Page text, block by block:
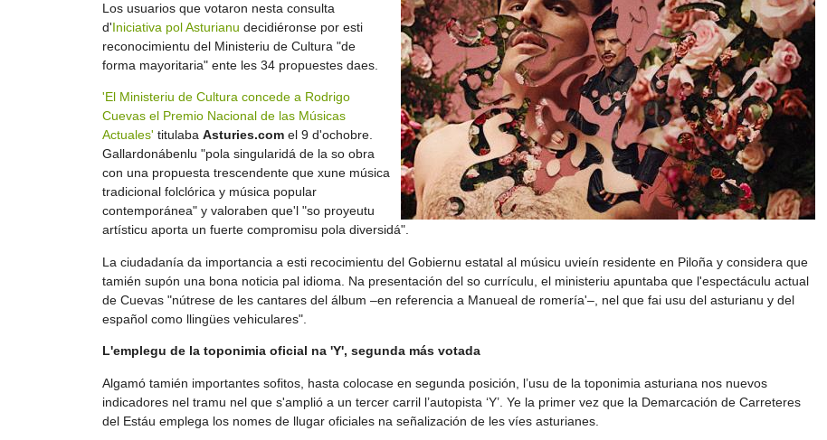
Los usuarios que votaron nesta consulta
d'Iniciativa pol Asturianu decidiéronse por esti
reconocimientu del Ministeriu de Cultura "de
forma mayoritaria" ente les 34 propuestes daes.
'El Ministeriu de Cultura concede a Rodrigo
Cuevas el Premio Nacional de las Músicas
Actuales' titulaba Asturies.com el 9 d'ochobre.
Gallardonábenlu "pola singularidá de la so obra
con una propuesta trescendente que xune música
tradicional folclórica y música popular
contemporánea" y valoraben que'l "so proyeutu
artísticu aporta un fuerte compromisu pola diversidá".
La ciudadanía da importancia a esti recocimientu del Gobiernu estatal al músicu uvieín residente en Piloña y considera que
tamién supón una bona noticia pal idioma. Na presentación del so currículu, el ministeriu apuntaba que l'espectáculu actual
de Cuevas "nútrese de les cantares del álbum –en referencia a Manueal de romería'–, nel que fai usu del asturianu y del
español como llingües vehiculares".
L'emplegu de la toponimia oficial na 'Y', segunda más votada
Algamó tamién importantes sofitos, hasta colocase en segunda posición, l’usu de la toponimia asturiana nos nuevos
indicadores nel tramu nel que s'amplió a un tercer carril l’autopista ‘Y’. Ye la primer vez que la Demarcación de Carreteres
del Estáu emplega los nomes de llugar oficiales na señalización de les víes asturianes.